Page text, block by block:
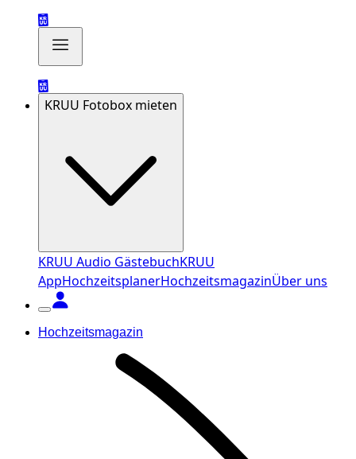
KRUU Fotobox mieten
KRUU Audio GästebuchKRUU
AppHochzeitsplanerHochzeitsmagazinÜber uns
Hochzeitsmagazin